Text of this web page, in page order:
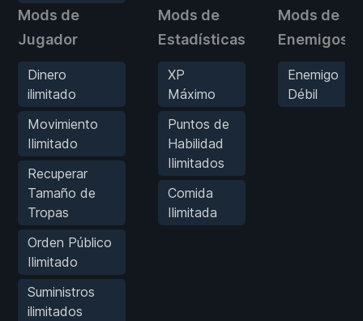
Mods de
Jugador
Dinero
ilimitado
Movimiento
Ilimitado
Recuperar
Tamaño de
Tropas
Orden Público
Ilimitado
Suministros
ilimitados
Mods de
Estadísticas
XP
Máximo
Puntos de
Habilidad
Ilimitados
Comida
Ilimitada
Mods de
Enemigos
Enemigo
Débil